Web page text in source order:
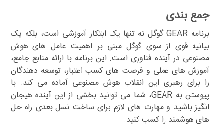
جمع بندی
برنامه GEAR گوگل نه تنها یک ابتکار آموزشی است، بلکه یک
بیانیه قوی از سوی گوگل مبنی بر اهمیت عامل های هوش
مصنوعی در آینده فناوری است. این برنامه با ارائه منابع جامع،
آموزش های عملی و فرصت های کسب اعتبار، توسعه دهندگان
را برای رهبری این انقلاب هوش مصنوعی آماده می کند. با
پیوستن به GEAR، شما می توانید بخشی از این آینده هیجان
انگیز باشید و مهارت های لازم برای ساخت نسل بعدی راه حل
های هوشمند را کسب کنید.